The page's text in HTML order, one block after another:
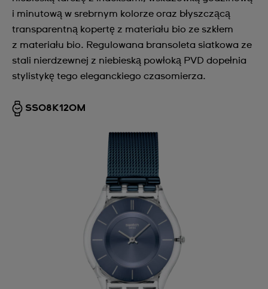
i minutową w srebrnym kolorze oraz błyszczącą
transparentną kopertę z materiału bio ze szkłem
z materiału bio. Regulowana bransoleta siatkowa ze
stali nierdzewnej z niebieską powłoką PVD dopełnia
stylistykę tego eleganckiego czasomierza.
SS08K120M